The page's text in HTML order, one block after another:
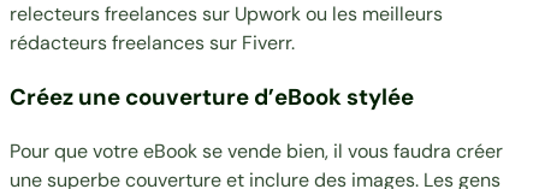
relecteurs freelances sur Upworkou les meilleurs
rédacteurs freelances sur Fiverr.
Créez une couverture d’eBook stylée
Pour que votre eBook se vende bien, il vous faudra créer
une superbe couverture et inclure des images. Les gens